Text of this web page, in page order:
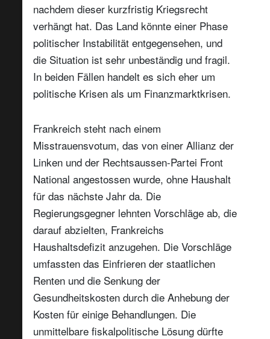
nachdem dieser kurzfristig Kriegsrecht
verhängt hat. Das Land könnte einer Phase
politischer Instabilität entgegensehen, und
die Situation ist sehr unbeständig und fragil.
In beiden Fällen handelt es sich eher um
politische Krisen als um Finanzmarktkrisen.
Frankreich steht nach einem
Misstrauensvotum, das von einer Allianz der
Linken und der Rechtsaussen-Partei Front
National angestossen wurde, ohne Haushalt
für das nächste Jahr da. Die
Regierungsgegner lehnten Vorschläge ab, die
darauf abzielten, Frankreichs
Haushaltsdefizit anzugehen. Die Vorschläge
umfassten das Einfrieren der staatlichen
Renten und die Senkung der
Gesundheitskosten durch die Anhebung der
Kosten für einige Behandlungen. Die
unmittelbare fiskalpolitische Lösung dürfte